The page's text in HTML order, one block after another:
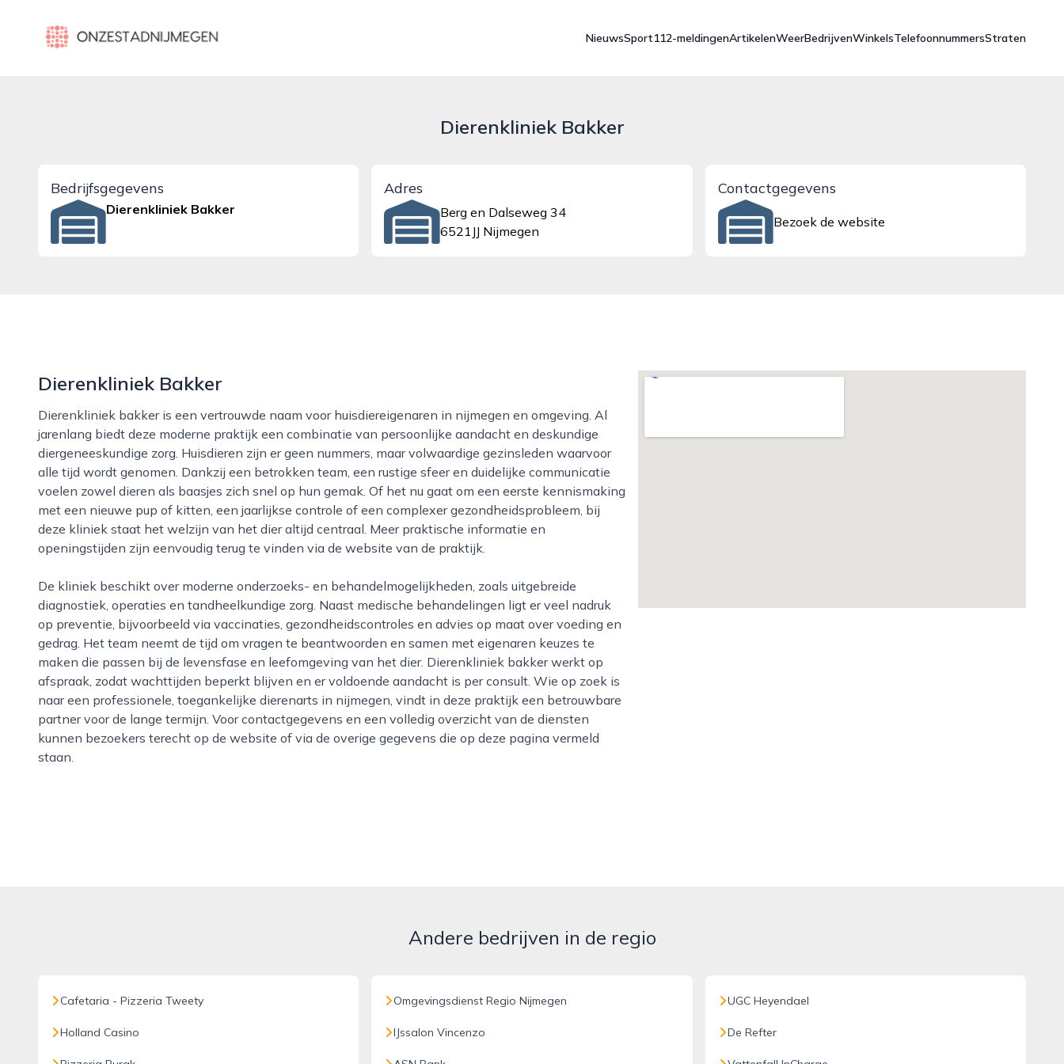
onzestadnijmegen.nl
NieuwsSport112-meldingenArtikelenWeerBedrijvenWinkelsTelefoonnummersStraten
Dierenkliniek Bakker
Bedrijfsgegevens
Dierenkliniek Bakker
Adres
Berg en Dalseweg 34
6521JJ Nijmegen
Contactgegevens
Bezoek de website
Dierenkliniek Bakker
Dierenkliniek bakker is een vertrouwde naam voor huisdiereigenaren in nijmegen en omgeving. Al
jarenlang biedt deze moderne praktijk een combinatie van persoonlijke aandacht en deskundige
diergeneeskundige zorg. Huisdieren zijn er geen nummers, maar volwaardige gezinsleden waarvoor
alle tijd wordt genomen. Dankzij een betrokken team, een rustige sfeer en duidelijke communicatie
voelen zowel dieren als baasjes zich snel op hun gemak. Of het nu gaat om een eerste kennismaking
met een nieuwe pup of kitten, een jaarlijkse controle of een complexer gezondheidsprobleem, bij
deze kliniek staat het welzijn van het dier altijd centraal. Meer praktische informatie en
openingstijden zijn eenvoudig terug te vinden via de website van de praktijk.
De kliniek beschikt over moderne onderzoeks- en behandelmogelijkheden, zoals uitgebreide
diagnostiek, operaties en tandheelkundige zorg. Naast medische behandelingen ligt er veel nadruk
op preventie, bijvoorbeeld via vaccinaties, gezondheidscontroles en advies op maat over voeding en
gedrag. Het team neemt de tijd om vragen te beantwoorden en samen met eigenaren keuzes te
maken die passen bij de levensfase en leefomgeving van het dier. Dierenkliniek bakker werkt op
afspraak, zodat wachttijden beperkt blijven en er voldoende aandacht is per consult. Wie op zoek is
naar een professionele, toegankelijke dierenarts in nijmegen, vindt in deze praktijk een betrouwbare
partner voor de lange termijn. Voor contactgegevens en een volledig overzicht van de diensten
kunnen bezoekers terecht op de website of via de overige gegevens die op deze pagina vermeld
staan.
Andere bedrijven in de regio
Cafetaria - Pizzeria Tweety
Holland Casino
Omgevingsdienst Regio Nijmegen
IJssalon Vincenzo
UGC Heyendael
De Refter